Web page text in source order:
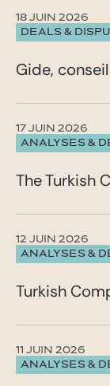
DEALS &
18 JUIN 2026
Gide,
ANALYSES &
17 JUIN 2026
The Turkish
ANALYSES &
12 JUIN 2026
Turkish
ANALYSES &
11 JUIN 2026